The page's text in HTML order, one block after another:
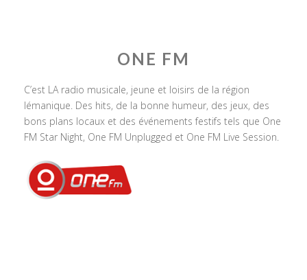
ONE FM
C’est LA radio musicale, jeune et loisirs de la région
lémanique. Des hits, de la bonne humeur, des jeux, des
bons plans locaux et des événements festifs tels que One
FM Star Night, One FM Unplugged et One FM Live Session.